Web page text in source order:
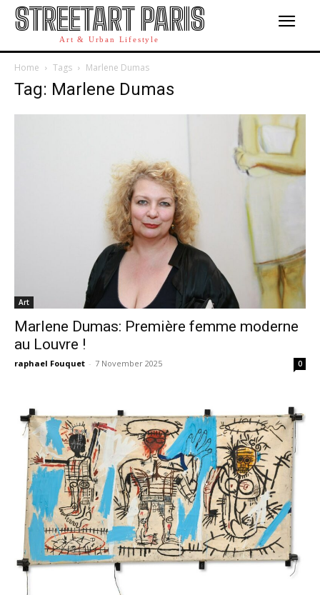
STREETART PARIS
Art & Urban Lifestyle
Home Tags Marlene Dumas
Tag: Marlene Dumas
Art
Marlene Dumas: Première femme moderne
au Louvre !
raphael Fouquet - 7 November 2025 0